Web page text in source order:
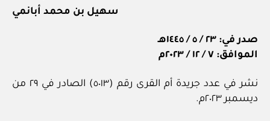
سهيل بن محمد أبانمي
صدر في: ٢٣ / ٥ / ١٤٤٥هـ
الموافق: ٧ / ١٢ / ٢٠٢٣م
نشر في عدد جريدة أم القرى رقم (٥٠١٣) الصادر في ٢٩ من
ديسمبر ٢٠٢٣م.